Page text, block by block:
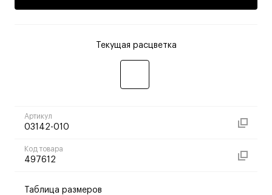
Текущая расцветка
Артикул
03142-010
Код товара
497612
Таблица размеров